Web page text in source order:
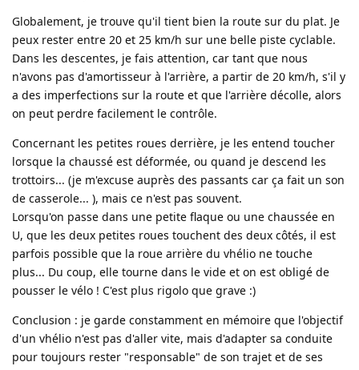
Globalement, je trouve qu'il tient bien la route sur du plat. Je
peux rester entre 20 et 25 km/h sur une belle piste cyclable.
Dans les descentes, je fais attention, car tant que nous
n'avons pas d'amortisseur à l'arrière, a partir de 20 km/h, s'il y
a des imperfections sur la route et que l'arrière décolle, alors
on peut perdre facilement le contrôle.
Concernant les petites roues derrière, je les entend toucher
lorsque la chaussé est déformée, ou quand je descend les
trottoirs... (je m'excuse auprès des passants car ça fait un son
de casserole... ), mais ce n'est pas souvent.
Lorsqu'on passe dans une petite flaque ou une chaussée en
U, que les deux petites roues touchent des deux côtés, il est
parfois possible que la roue arrière du vhélio ne touche
plus... Du coup, elle tourne dans le vide et on est obligé de
pousser le vélo ! C'est plus rigolo que grave :)
Conclusion : je garde constamment en mémoire que l'objectif
d'un vhélio n'est pas d'aller vite, mais d'adapter sa conduite
pour toujours rester "responsable" de son trajet et de ses